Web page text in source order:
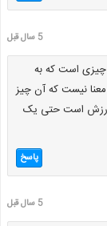
5 سال قبل
است که به
نیست که آن چیز
ارزش است حتی یک
پاسخ
5 سال قبل